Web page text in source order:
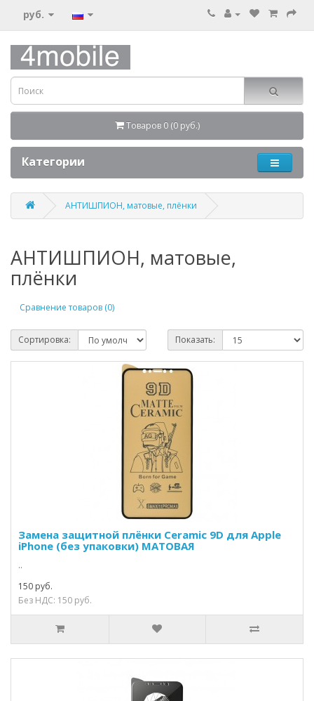
руб.
Товаров 0 (0 руб.)
Категории
АНТИШПИОН, матовые, плёнки
АНТИШПИОН, матовые,
плёнки
Сравнение товаров (0)
Сортировка: Показать:
Замена защитной плёнки Ceramic 9D для Apple
iPhone (без упаковки) МАТОВАЯ
..
150 руб.
Без НДС: 150 руб.